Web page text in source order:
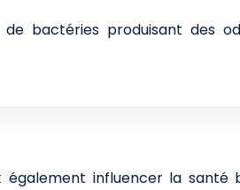
bactéries produisant des
influencer la santé